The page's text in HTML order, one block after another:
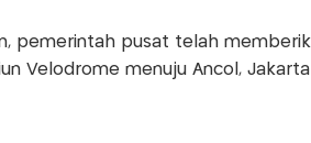
pemerintah pusat telah
Velodrome menuju Ancol,